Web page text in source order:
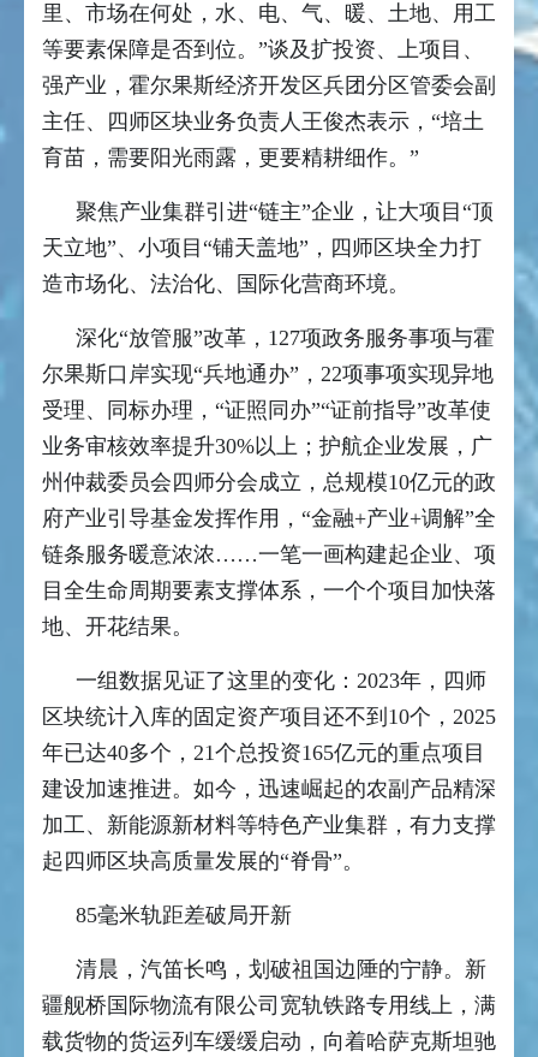
里、市场在何处，水、电、气、暖、土地、用工
等要素保障是否到位。”谈及扩投资、上项目、
强产业，霍尔果斯经济开发区兵团分区管委会副
主任、四师区块业务负责人王俊杰表示，“培土
育苗，需要阳光雨露，更要精耕细作。”
聚焦产业集群引进“链主”企业，让大项目“顶
天立地”、小项目“铺天盖地”，四师区块全力打
造市场化、法治化、国际化营商环境。
深化“放管服”改革，127项政务服务事项与霍
尔果斯口岸实现“兵地通办”，22项事项实现异地
受理、同标办理，“证照同办”“证前指导”改革使
业务审核效率提升30%以上；护航企业发展，广
州仲裁委员会四师分会成立，总规模10亿元的政
府产业引导基金发挥作用，“金融+产业+调解”全
链条服务暖意浓浓……一笔一画构建起企业、项
目全生命周期要素支撑体系，一个个项目加快落
地、开花结果。
一组数据见证了这里的变化：2023年，四师
区块统计入库的固定资产项目还不到10个，2025
年已达40多个，21个总投资165亿元的重点项目
建设加速推进。如今，迅速崛起的农副产品精深
加工、新能源新材料等特色产业集群，有力支撑
起四师区块高质量发展的“脊骨”。
85毫米轨距差破局开新
清晨，汽笛长鸣，划破祖国边陲的宁静。新
疆舰桥国际物流有限公司宽轨铁路专用线上，满
载货物的货运列车缓缓启动，向着哈萨克斯坦驰